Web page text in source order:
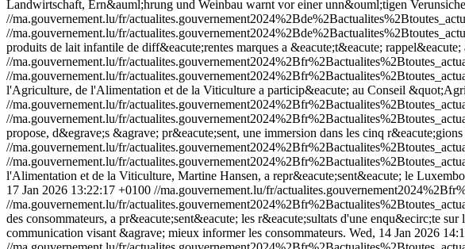
Landwirtschaft, Ern&auml;hrung und Weinbau warnt vor einer unn&ouml;tigen
//ma.gouvernement.lu/fr/
//ma.gouvernement.lu/fr/
produits de lait infantile de diff&eacute;rentes marques a &eacute;t&eacute;
//ma.gouvernement.lu/fr/
//ma.gouvernement.lu/fr/
l'Agriculture, de l'Alimentation et de la Viticulture a particip&eacute; au Conseil
//ma.gouvernement.lu/fr/
//ma.gouvernement.lu/fr/
propose, d&egrave;s &agrave; pr&eacute;sent, une immersion dans les cinq
//ma.gouvernement.lu/fr/
//ma.gouvernement.lu/fr/
l'Alimentation et de la Viticulture, Martine Hansen, a repr&eacute;sent&eacute; le
17 Jan 2026 13:22:17 +0100 //ma.gouvernement.lu/fr/
//ma.gouvernement.lu/fr/
des consommateurs, a pr&eacute;sent&eacute; les r&eacute;sultats d'une enqu&ecirc;te
communication visant &agrave; mieux informer les consommateurs. Wed, 14 Jan 2026